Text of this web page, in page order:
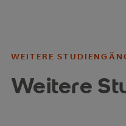
WEITERE
Weitere